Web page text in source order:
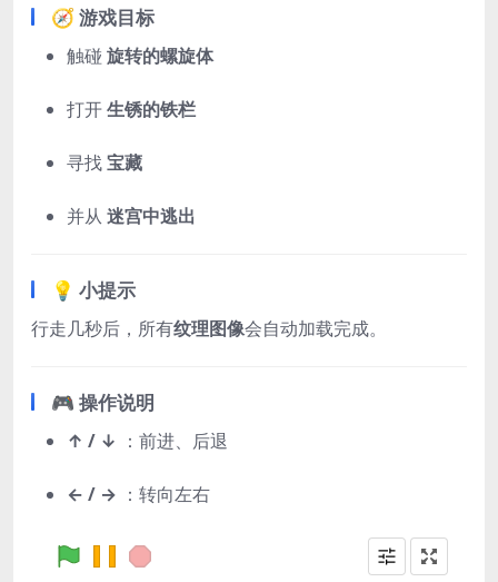
🧭 游戏目标
触碰 旋转的螺旋体
打开生锈的铁栏
寻找宝藏
并从 迷宫中逃出
💡 小提示
行走几秒后，所有纹理图像会自动加载完成。
🎮 操作说明
↑ / ↓ ：前进、后退
← / → ：转向左右